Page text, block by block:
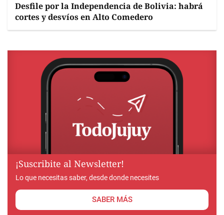
Desfile por la Independencia de Bolivia: habrá
cortes y desvíos en Alto Comedero
¡Suscribite al Newsletter!
Lo que necesitas saber, desde donde necesites
SABER MÁS